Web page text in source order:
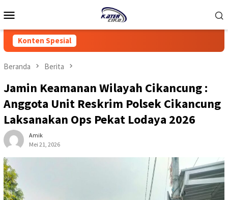
ke
Mobile
Konten Spesial
Beranda Berita
Jamin Keamanan Wilayah Cikancung :
Anggota Unit Reskrim Polsek Cikancung
Laksanakan Ops Pekat Lodaya 2026
Amik
Mei 21, 2026